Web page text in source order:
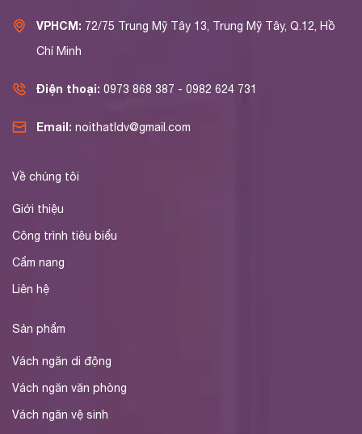
VPHCM: 72/75 Trung Mỹ Tây 13, Trung Mỹ Tây, Q.12, Hồ
Chí Minh
Điện thoại: 0973 868 387 - 0982 624 731
Email: noithatldv@gmail.com
Về chúng tôi
Giới thiệu
Công trình tiêu biểu
Cẩm nang
Liên hệ
Sản phẩm
Vách ngăn di động
Vách ngăn văn phòng
Vách ngăn vệ sinh